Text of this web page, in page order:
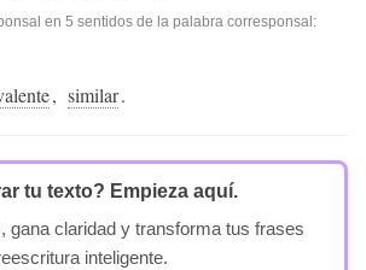
populares
Temas populares
Temas recientes
en 5 sentidos de la palabra corresponsal:
, similar.
tu texto? Empieza aquí.
gana claridad y transforma tus frases
inteligente.